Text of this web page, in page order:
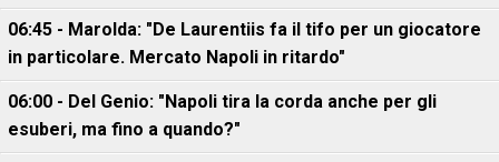
06:45 - Marolda: "De Laurentiis fa il tifo per un giocatore
in particolare. Mercato Napoli in ritardo"
06:00 - Del Genio: "Napoli tira la corda anche per gli
esuberi, ma fino a quando?"